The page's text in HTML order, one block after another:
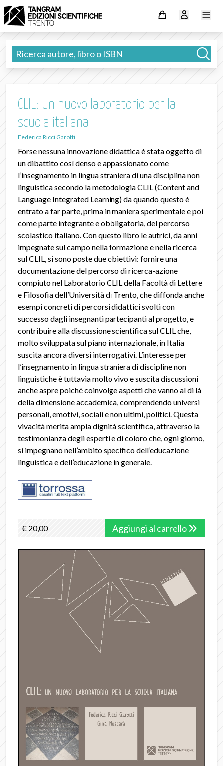
CLIL: un nuovo laboratorio per la
scuola italiana
Federica Ricci Garotti
Forse nessuna innovazione didattica è stata oggetto di
un dibattito così denso e appassionato come
l’insegnamento in lingua straniera di una disciplina non
linguistica secondo la metodologia CLIL (Content and
Language Integrated Learning) da quando questo è
entrato a far parte, prima in maniera sperimentale e poi
come parte integrante e obbligatoria, del percorso
scolastico italiano. Con questo libro le autrici, da anni
impegnate sul campo nella formazione e nella ricerca
sul CLIL, si sono poste due obiettivi: fornire una
documentazione del percorso di ricerca-azione
compiuto nel Laboratorio CLIL della Facoltà di Lettere
e Filosofia dell’Università di Trento, che diffonda anche
esempi concreti di percorsi didattici svolti con
successo dagli insegnanti partecipanti al progetto, e
contribuire alla discussione scientifica sul CLIL che,
molto sviluppata sul piano internazionale, in Italia
suscita ancora diversi interrogativi. L’interesse per
l’insegnamento in lingua straniera di discipline non
linguistiche è tuttavia molto vivo e suscita discussioni
anche aspre poiché coinvolge aspetti che vanno al di là
della dimensione accademica, comprendendo universi
personali, emotivi, sociali e non ultimi, politici. Questa
vivacità merita ampia dignità scientifica, attraverso la
testimonianza degli esperti e di coloro che, ogni giorno,
si impegnano nell’ambito specifico dell’educazione
linguistica e dell’educazione in generale.
€ 20,00 Aggiungi al carrello